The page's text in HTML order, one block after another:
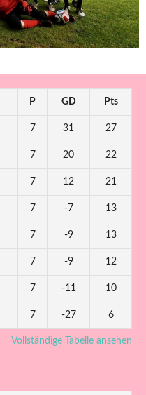
P GD Pts
7 31 27
7 20 22
7 12 21
7 -7 13
7 -9 13
7 -9 12
7 -11 10
7 -27 6
Vollständige Tabelle ansehen